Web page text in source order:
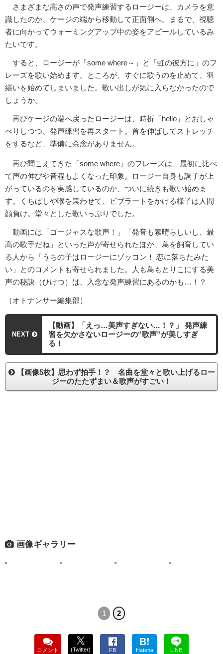
さまざまな高さの声で発声練習するロージーは、カメラを意
識したのか、ケージの端から移動して正面側へ。まるで、視聴
者に向かってウォーミングアップ中の姿をアピールしているみ
たいです。
すると、ロージーが「some where～」と「虹の彼方に」のフ
レーズを歌い始めます。ところが、すぐに歌うのを止めて、羽
繕いを始めてしまいました。歌い出しが気に入らなかったので
しょうか。
再びケージの端へ戻ったロージーは、時折「hello」とおしゃ
べりしつつ、発声練習を再スタート。首を伸ばしてストレッチ
をするなど、準備に余念がありません。
再び聞こえてきた「some where」のフレーズは、最初に比べ
て声の伸びや音程もよくなった印象。ロージー自身も調子が上
がっているのを実感しているのか、ついに続きも歌い始めま
す。くちばしや喉を震わせて、ビブラートをかける様子は人間
顔負け。堂々とした歌いっぷりでした。
動画には「ゴージャスな歌声！」「発音も素晴らしいし、最
高の歌手だね」といった声が寄せられたほか、鳥を飼育してい
る人から「うちの子はロージーにゾッコン！ 恋に落ちたみた
い」とのコメントも寄せられました。人も鳥もとりこにする美
声の秘訣（ひけつ）は、入念な発声練習にあるのかも…！？
（オトナンサー編集部）
NEXT
【動画】「えっ…美声すぎない…！？」 発声練
習を欠かさないロージーの“歌声”が美しすぎ
る！
【画像5枚】思わず拍手！？ 名曲を堂々と歌い上げるロー
ジーのたたずまい＆歌声がすごい！
画像ギャラリー
1 2
コメント (Twitter) FB
B!
Hatena LINE